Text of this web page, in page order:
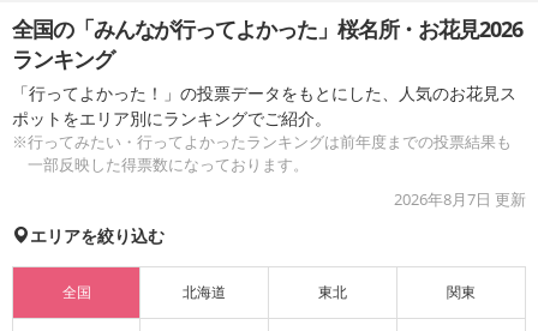
全国の「みんなが行ってよかった」桜名所・お花見2026
ランキング
「行ってよかった！」の投票データをもとにした、人気のお花見ス
ポットをエリア別にランキングでご紹介。
※行ってみたい・行ってよかったランキングは前年度までの投票結果も
一部反映した得票数になっております。
2026年8月7日 更新
エリアを絞り込む
全国 北海道 東北 関東